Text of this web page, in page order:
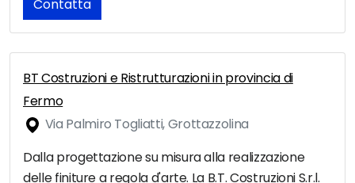
Contatta
BT Costruzioni e Ristrutturazioni in provincia di
Fermo
Via Palmiro Togliatti, Grottazzolina
Dalla progettazione su misura alla realizzazione
delle finiture a regola d'arte. La B.T. Costruzioni S.r.l.